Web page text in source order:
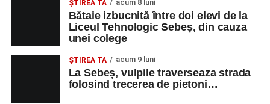
ŞTIREA TA acum 8 luni
Bătaie izbucnită între doi elevi de la
Liceul Tehnologic Sebeș, din cauza
unei colege
ŞTIREA TA acum 9 luni
La Sebeș, vulpile traverseaza strada
folosind trecerea de pietoni…